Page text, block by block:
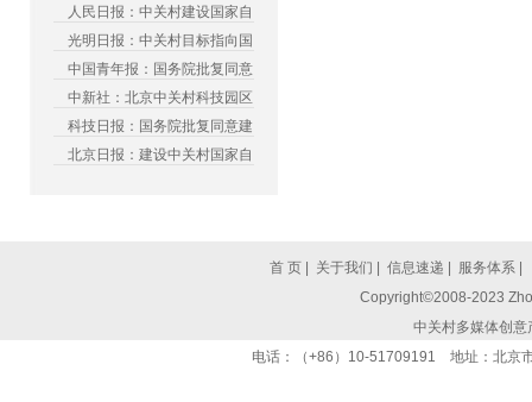
人民日报：中关村建设国家自
光明日报：中关村目标指向国
中国青年报：国务院批复同意
中新社：北京中关村科技园区
科技日报：国务院批复同意建
北京日报：建设中关村国家自
首 页 关于我们 信息速递 服务体系
Copyright©2008-2023
中关村多媒体创
电话：（+86）10-51709191 地址：北京